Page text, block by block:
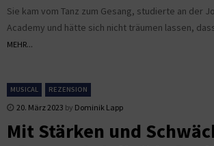
Sie kam vom Tanz zum Gesang, studierte an der
Academy und hätte sich nicht träumen lassen,
MEHR...
MUSICAL REZENSION
20. März 2023 by Dominik Lapp
Mit Stärken und